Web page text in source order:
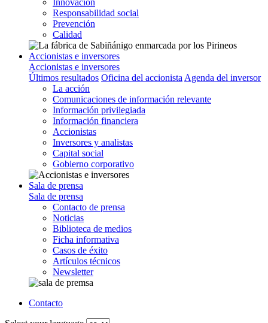
Innovación
Responsabilidad social
Prevención
Calidad
Accionistas e inversores
Accionistas e inversores
Últimos resultados Oficina del accionista Agenda del inversor
La acción
Comunicaciones de información relevante
Información privilegiada
Información financiera
Accionistas
Inversores y analistas
Capital social
Gobierno corporativo
Sala de prensa
Sala de prensa
Contacto de prensa
Noticias
Biblioteca de medios
Ficha informativa
Casos de éxito
Artículos técnicos
Newsletter
Contacto